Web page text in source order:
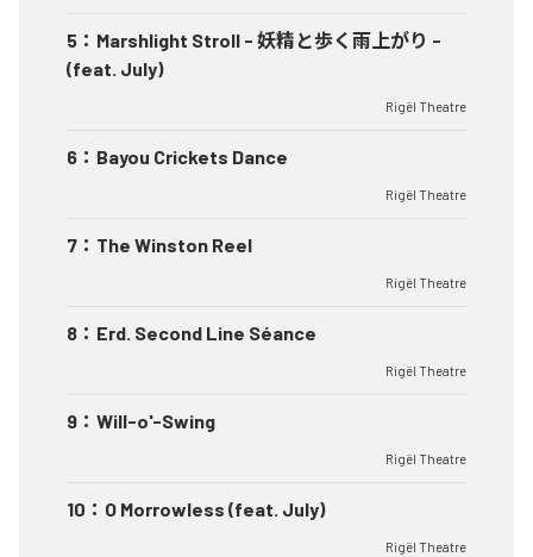
5 ： Marshlight Stroll - 妖精と歩く雨上がり -
(feat. July)
Rigël Theatre
6 ： Bayou Crickets Dance
Rigël Theatre
7 ： The Winston Reel
Rigël Theatre
8 ： Erd. Second Line Séance
Rigël Theatre
9 ： Will-o'-Swing
Rigël Theatre
10 ： O Morrowless (feat. July)
Rigël Theatre